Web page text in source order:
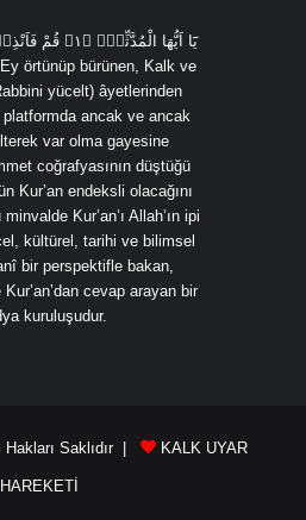
yücelt) âyetlerinden
ancak ve ancak
var olma gayesine
coğrafyasının düştüğü
Kur’an endeksli olacağını
Kur’an’ı Allah’ın ipi
kültürel, tarihi ve bilimsel
bir perspektifle bakan,
Kur’an’dan cevap arayan bir
kuruluşudur.
Saklıdır | KALK UYAR
HAREKETİ